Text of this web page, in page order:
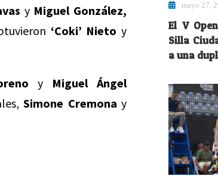
y Miguel González,
‘Coki’ Nieto y
y Miguel Ángel
Simone Cremona y
mayo 27,
El V
Silla
a una